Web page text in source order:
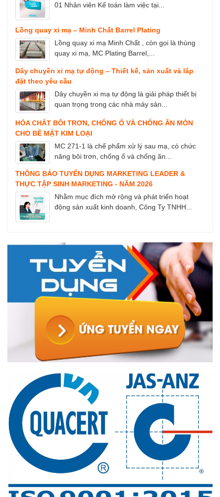
01 Nhân viên Kế toán làm việc tại...
Lồng quay xi mạ – Minh Chất Barrel Plating
Lồng quay xi mạ Minh Chất , còn gọi là thùng
quay xi mạ, MC Plating Barrel,...
Dây chuyền xi mạ tự động – Thiết kế, sản xuất và lắp
đặt theo yêu cầu
Dây chuyền xi mạ tự động là giải pháp thiết bị
quan trọng trong các nhà máy sản...
HÓA CHẤT BÔI TRƠN, CHỐNG Ố VÀ CHỐNG ĂN MÒN
CHO BỀ MẶT KIM LOẠI
MC 271-1 là chế phẩm xử lý sau mạ, có chức
năng bôi trơn, chống ố và chống ăn...
THÔNG BÁO TUYỂN DỤNG MARKETING LEADER &
THỰC TẬP SINH MARKETING - NĂM 2026
Nhằm mục đích mở rộng và phát triển hoạt
động sản xuất kinh doanh, Công Ty TNHH...